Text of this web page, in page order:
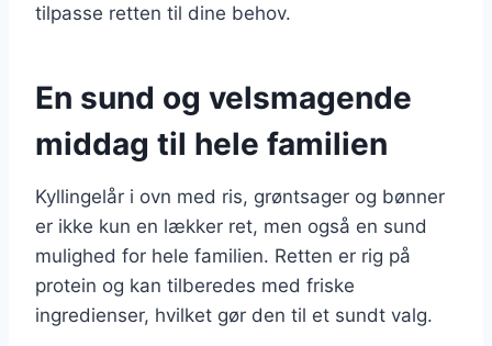
tilpasse retten til dine behov.
En sund og velsmagende
middag til hele familien
Kyllingelår i ovn med ris, grøntsager og bønner
er ikke kun en lækker ret, men også en sund
mulighed for hele familien. Retten er rig på
protein og kan tilberedes med friske
ingredienser, hvilket gør den til et sundt valg.